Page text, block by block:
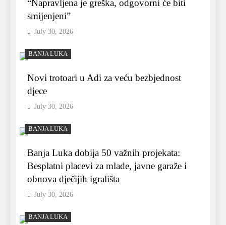
“Napravljena je greška, odgovorni će biti
smijenjeni”
July 30, 2026
BANJA LUKA
Novi trotoari u Adi za veću bezbjednost
djece
July 30, 2026
BANJA LUKA
Banja Luka dobija 50 važnih projekata:
Besplatni placevi za mlade, javne garaže i
obnova dječijih igrališta
July 30, 2026
BANJA LUKA